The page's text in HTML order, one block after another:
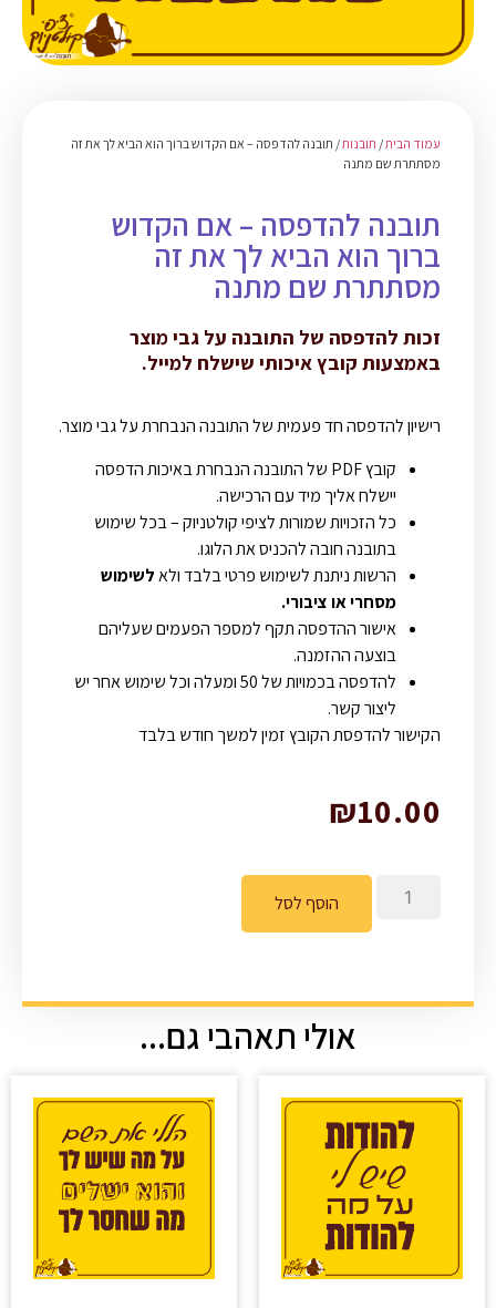
עמוד הבית / תובנות / תובנה להדפסה – אם הקדוש ברוך הוא הביא לך את זה
מסתתרת שם מתנה
תובנה להדפסה – אם הקדוש
ברוך הוא הביא לך את זה
מסתתרת שם מתנה
זכות להדפסה של התובנה על גבי מוצר
באמצעות קובץ איכותי שישלח למייל.
רישיון להדפסה חד פעמית של התובנה הנבחרת על גבי מוצר.
קובץ PDF של התובנה הנבחרת באיכות הדפסה
יישלח אליך מיד עם הרכישה.
כל הזכויות שמורות לציפי קולטניוק – בכל שימוש
בתובנה חובה להכניס את הלוגו.
הרשות ניתנת לשימוש פרטי בלבד ולאלשימוש
מסחרי או ציבורי.
אישור ההדפסה תקף למספר הפעמים שעליהם
בוצעה ההזמנה.
להדפסה בכמויות של 50 ומעלה וכל שימוש אחר יש
ליצור קשר.
הקישור להדפסת הקובץ זמין למשך חודש בלבד
₪10.00
הוסף לסל
אולי תאהבי גם...